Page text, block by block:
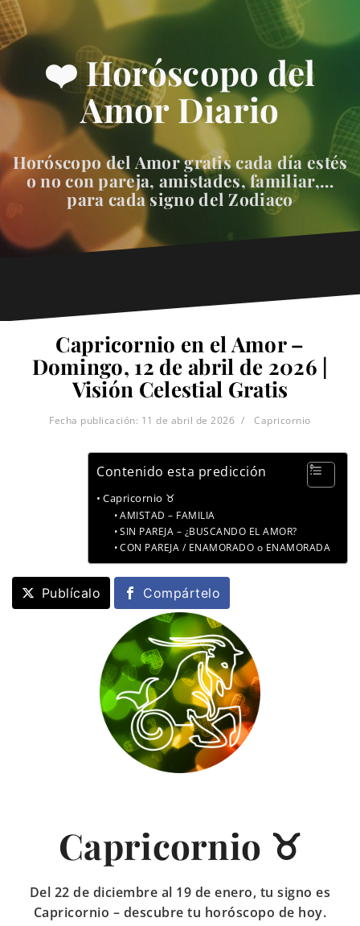
❤️ Horóscopo del
Amor Diario
Horóscopo del Amor gratis cada día estés
o no con pareja, amistades, familiar,…
para cada signo del Zodiaco
Capricornio en el Amor –
Domingo, 12 de abril de 2026 |
Visión Celestial Gratis
Fecha publicación: 11 de abril de 2026 Capricornio
Contenido esta predicción
Capricornio ♉
AMISTAD – FAMILIA
SIN PAREJA – ¿BUSCANDO EL AMOR?
CON PAREJA / ENAMORADO o ENAMORADA
Publícalo Compártelo
Capricornio ♉
Del 22 de diciembre al 19 de enero, tu signo es
Capricornio – descubre tu horóscopo de hoy.